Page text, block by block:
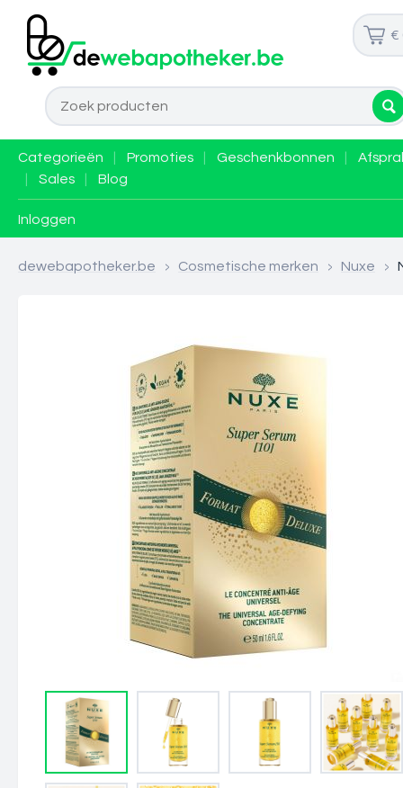
€
Categorieën Promoties Geschenkbonnen
Sales Blog
Inloggen
dewebapotheker.be > Cosmetische merken > Nuxe >